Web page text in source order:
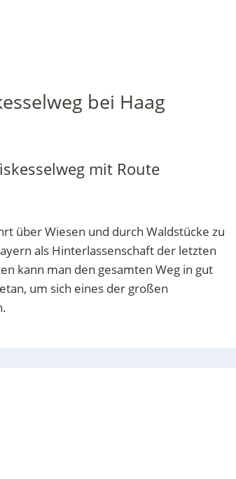
bei Haag
mit Route
über Wiesen und durch Waldstücke zu
als Hinterlassenschaft der letzten
kann man den gesamten Weg in gut
um sich eines der großen